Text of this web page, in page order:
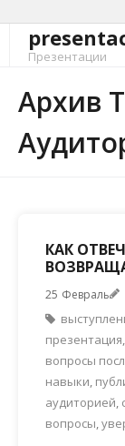
Перейти
Презентации
Архив
КАК
25 Февраль
презентация,
вопросы
навыки,
аудиторией,
вопросы,